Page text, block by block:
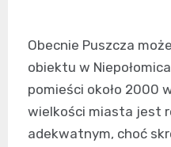
Obecnie Puszcza
obiektu w
pomieści około 2000
wielkości miasta jest
adekwatnym, choć